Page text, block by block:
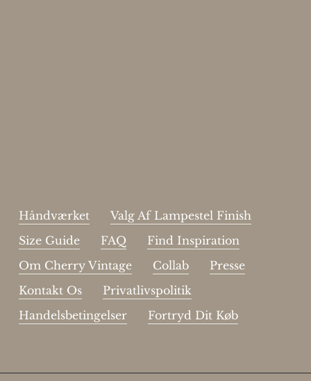
Håndværket
Valg Af Lampestel Finish
Size Guide
FAQ
Find Inspiration
Om Cherry Vintage
Collab
Presse
Kontakt Os
Privatlivspolitik
Handelsbetingelser
Fortryd Dit Køb